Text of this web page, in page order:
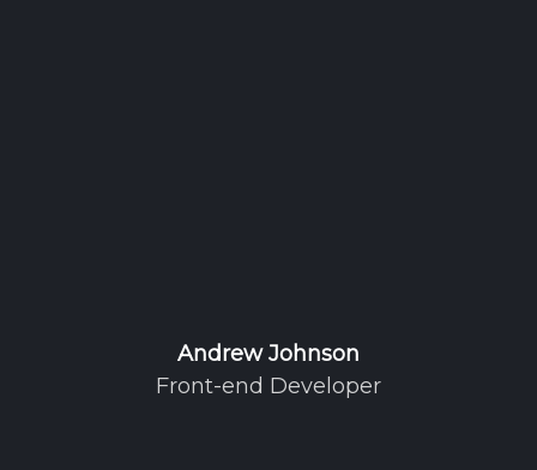
Andrew Johnson
Front-end Developer